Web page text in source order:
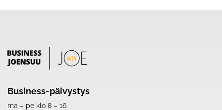
Business-päivystys
ma – pe klo 8 – 16